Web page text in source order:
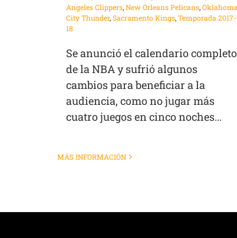
Angeles Clippers,New Orleans Pelicans,
City Thunder,Sacramento Kings,Temporada 2017-
18
Se anunció el calendario completo
de la NBA y sufrió algunos
cambios para beneficiar a la
audiencia, como no jugar más
cuatro juegos en cinco noches...
MÁS INFORMACIÓN